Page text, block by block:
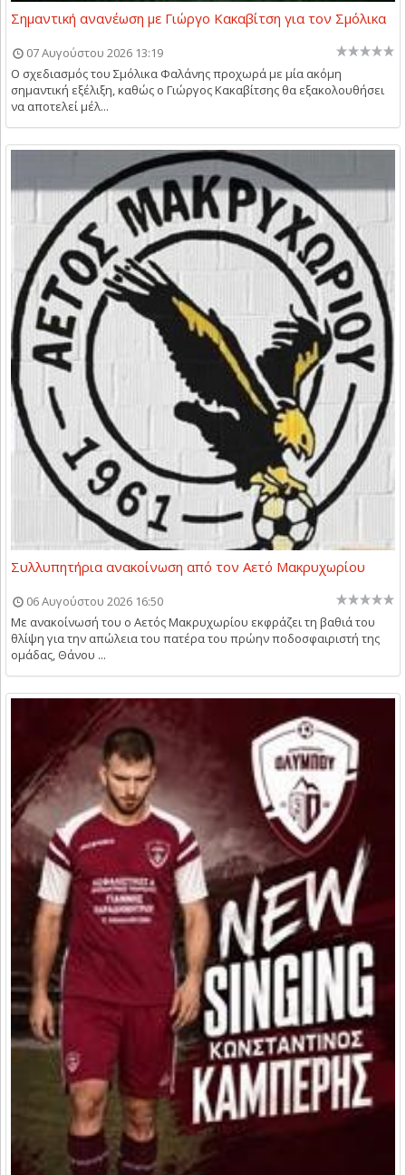
Σημαντική ανανέωση με Γιώργο Κακαβίτση για τον Σμόλικα
07 Αυγούστου 2026 13:19
Ο σχεδιασμός του Σμόλικα Φαλάνης προχωρά με μία ακόμη
σημαντική εξέλιξη, καθώς ο Γιώργος Κακαβίτσης θα εξακολουθήσει
να αποτελεί μέλ...
Συλλυπητήρια ανακοίνωση από τον Αετό Μακρυχωρίου
06 Αυγούστου 2026 16:50
Με ανακοίνωσή του ο Αετός Μακρυχωρίου εκφράζει τη βαθιά του
θλίψη για την απώλεια του πατέρα του πρώην ποδοσφαιριστή της
ομάδας, Θάνου ...